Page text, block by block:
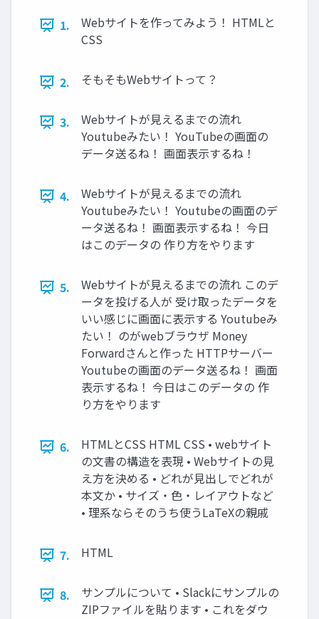
1.
Webサイトを作ってみよう！ HTMLと
CSS
2. そもそもWebサイトって？
3.
Webサイトが見えるまでの流れ
Youtubeみたい！ YouTubeの画面の
データ送るね！ 画面表示するね！
4.
Webサイトが見えるまでの流れ
Youtubeみたい！ Youtubeの画面のデ
ータ送るね！ 画面表示するね！ 今日
はこのデータの 作り方をやります
5.
Webサイトが見えるまでの流れ このデ
ータを投げる人が 受け取ったデータを
いい感じに画面に表示する Youtubeみ
たい！ のがwebブラウザ Money
Forwardさんと作った HTTPサーバー
Youtubeの画面のデータ送るね！ 画面
表示するね！ 今日はこのデータの 作
り方をやります
6.
HTMLとCSS HTML CSS • webサイト
の文書の構造を表現 • Webサイトの見
え方を決める • どれが見出しでどれが
本文か • サイズ・色・レイアウトなど
• 理系ならそのうち使うLaTeXの親戚
7. HTML
8.
サンプルについて • Slackにサンプルの
ZIPファイルを貼ります • これをダウ